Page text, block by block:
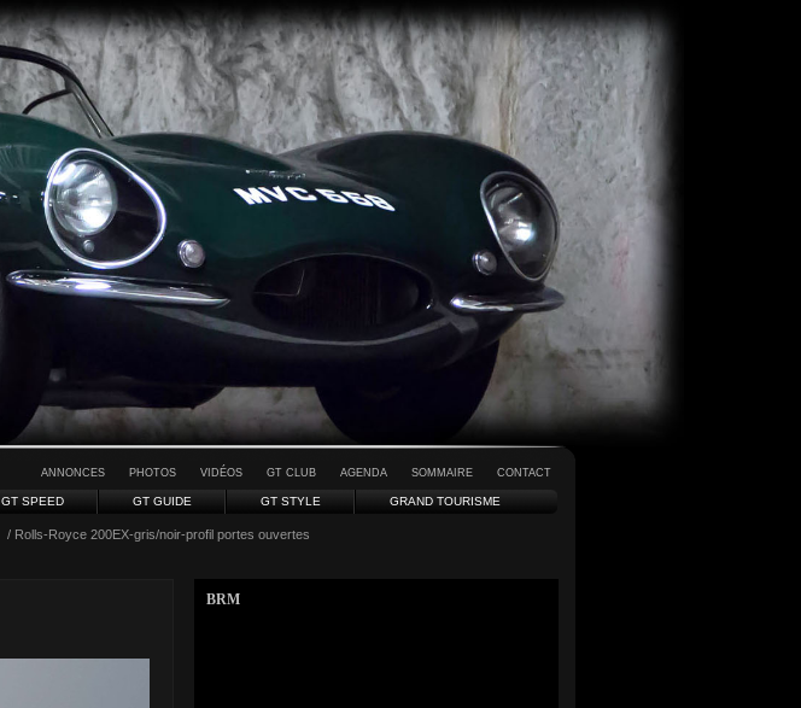
ANNONCES PHOTOS VIDÉOS GT CLUB AGENDA SOMMAIRE CONTACT
GT SPEED GT GUIDE GT STYLE GRAND TOURISME
/ Rolls-Royce 200EX-gris/noir-profil portes ouvertes
BRM